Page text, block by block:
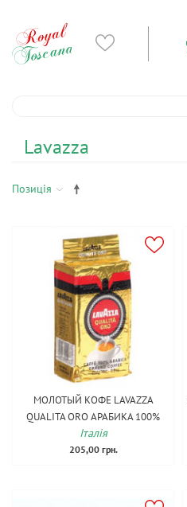
Lavazza
Позиція
МОЛОТЫЙ КОФЕ LAVAZZA
QUALITA ОRО АРАБИКА 100%
Італія
205,00 грн.